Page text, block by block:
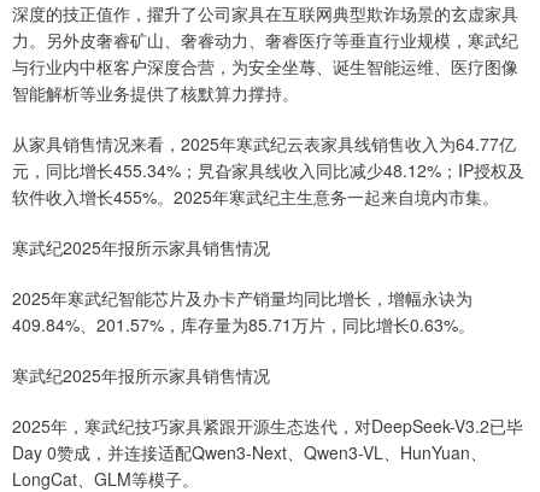
深度的技正值作，擢升了公司家具在互联网典型欺诈场景的玄虚家具
力。另外皮奢睿矿山、奢睿动力、奢睿医疗等垂直行业规模，寒武纪
与行业内中枢客户深度合营，为安全坐蓐、诞生智能运维、医疗图像
智能解析等业务提供了核默算力撑持。
从家具销售情况来看，2025年寒武纪云表家具线销售收入为64.77亿
元，同比增长455.34%；旯旮家具线收入同比减少48.12%；IP授权及
软件收入增长455%。2025年寒武纪主生意务一起来自境内市集。
寒武纪2025年报所示家具销售情况
2025年寒武纪智能芯片及办卡产销量均同比增长，增幅永诀为
409.84%、201.57%，库存量为85.71万片，同比增长0.63%。
寒武纪2025年报所示家具销售情况
2025年，寒武纪技巧家具紧跟开源生态迭代，对DeepSeek-V3.2已毕
Day 0赞成，并连接适配Qwen3-Next、Qwen3-VL、HunYuan、
LongCat、GLM等模子。